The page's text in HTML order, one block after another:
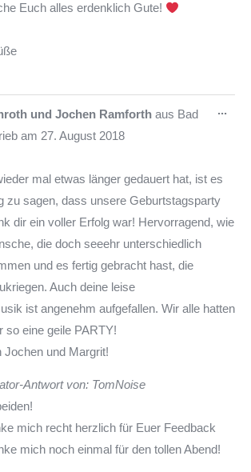
Euch alles erdenklich Gute!
und Jochen Ramforth aus Bad
am 27. August 2018
mal etwas länger gedauert hat, ist es
zu sagen, dass unsere Geburtstagsparty
dir ein voller Erfolg war! Hervorragend, wie
die doch seeehr unterschiedlich
und es fertig gebracht hast, die
Auch deine leise
ist angenehm aufgefallen. Wir alle hatten
so eine geile PARTY!
Jochen und Margrit!
Antwort von: TomNoise
mich recht herzlich für Euer Feedback
mich noch einmal für den tollen Abend!
...